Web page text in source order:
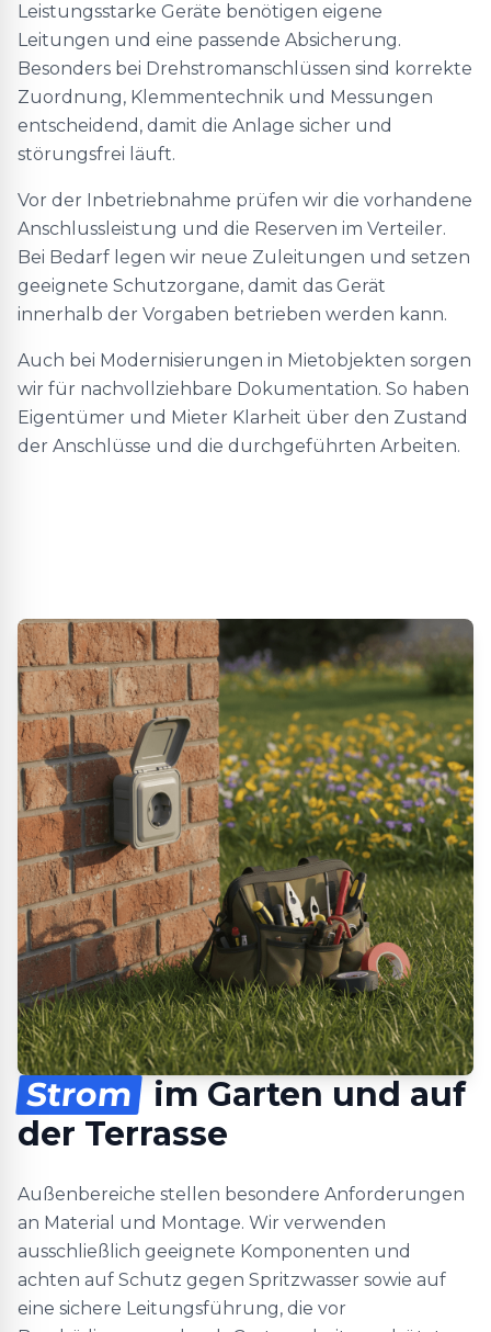
Leistungsstarke Geräte benötigen eigene
Leitungen und eine passende Absicherung.
Besonders bei Drehstromanschlüssen sind korrekte
Zuordnung, Klemmentechnik und Messungen
entscheidend, damit die Anlage sicher und
störungsfrei läuft.
Vor der Inbetriebnahme prüfen wir die vorhandene
Anschlussleistung und die Reserven im Verteiler.
Bei Bedarf legen wir neue Zuleitungen und setzen
geeignete Schutzorgane, damit das Gerät
innerhalb der Vorgaben betrieben werden kann.
Auch bei Modernisierungen in Mietobjekten sorgen
wir für nachvollziehbare Dokumentation. So haben
Eigentümer und Mieter Klarheit über den Zustand
der Anschlüsse und die durchgeführten Arbeiten.
Strom
im Garten und auf
der Terrasse
Außenbereiche stellen besondere Anforderungen
an Material und Montage. Wir verwenden
ausschließlich geeignete Komponenten und
achten auf Schutz gegen Spritzwasser sowie auf
eine sichere Leitungsführung, die vor